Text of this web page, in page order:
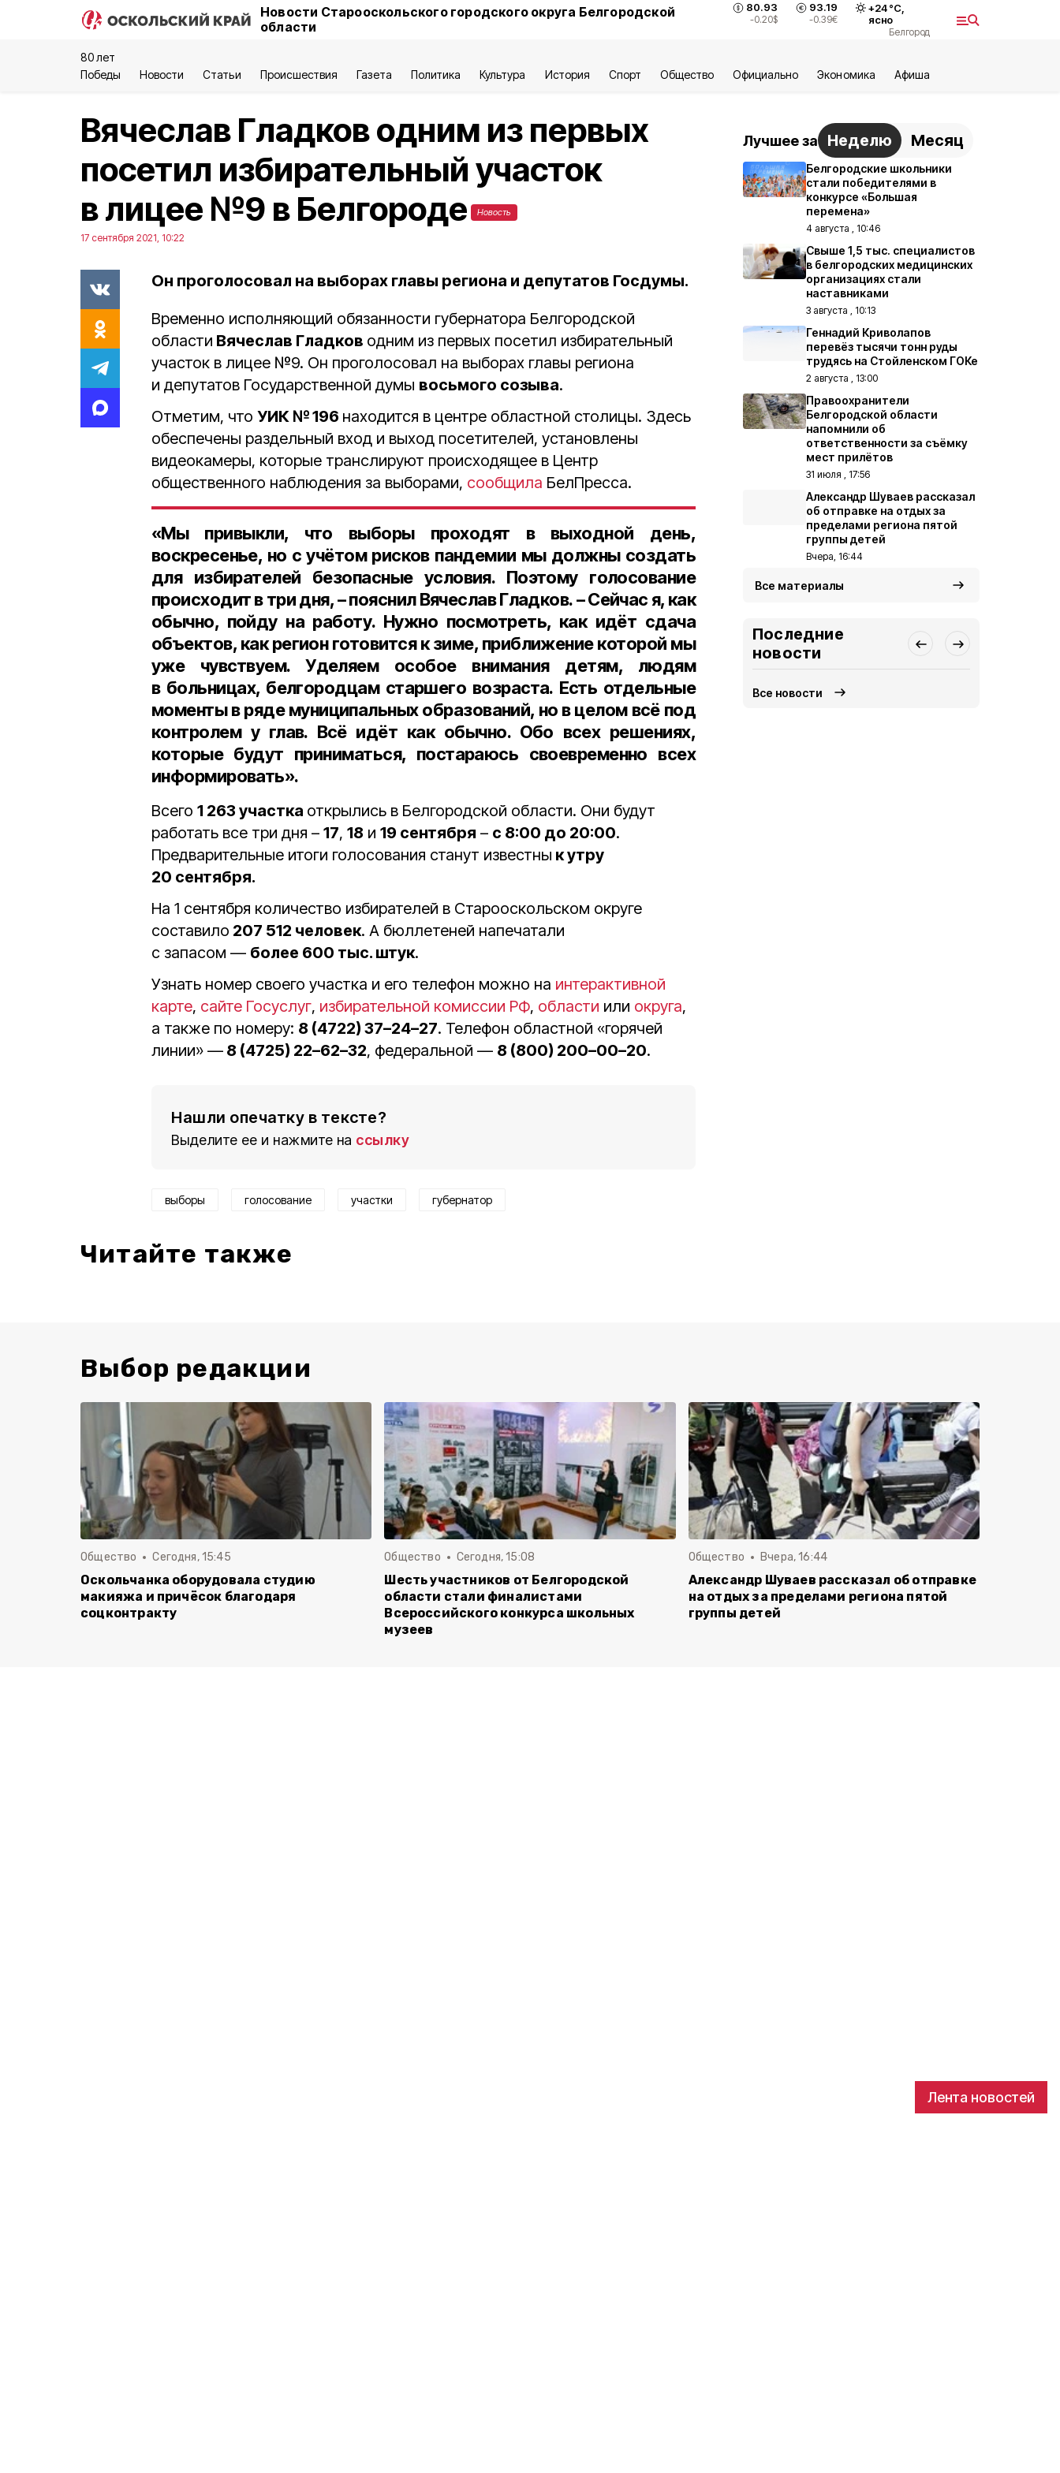
Новости Старооскольского городского округа Белгородской
области
80.93
-0.20$
93.19
-0.39€
+24°С,
ясно
Белгород
80 лет
Победы
Новости Статьи Происшествия Газета Политика Культура История Спорт Общество Официально Экономика Aфиша
Лента новостей
Вячеслав Гладков одним из первых
посетил избирательный участок
в лицее №9 в Белгороде
Новость
17 сентября 2021, 10:22
Он проголосовал на выборах главы региона и депутатов Госдумы.
Временно исполняющий обязанности губернатора Белгородской
области Вячеслав Гладков одним из первых посетил избирательный
участок в лицее №9. Он проголосовал на выборах главы региона
и депутатов Государственной думы восьмого созыва.
Отметим, что УИК № 196 находится в центре областной столицы. Здесь
обеспечены раздельный вход и выход посетителей, установлены
видеокамеры, которые транслируют происходящее в Центр
общественного наблюдения за выборами, сообщила БелПресса.
«Мы привыкли, что выборы проходят в выходной день,
воскресенье, но с учётом рисков пандемии мы должны создать
для избирателей безопасные условия. Поэтому голосование
происходит втри дня, – пояснил Вячеслав Гладков. – Сейчас я, как
обычно, пойду на работу. Нужно посмотреть, как идёт сдача
объектов, как регион готовится к зиме, приближение которой мы
уже чувствуем. Уделяем особое внимания детям, людям
в больницах, белгородцам старшего возраста. Есть отдельные
моменты в ряде муниципальных образований, но в целом всё под
контролем у глав. Всё идёт как обычно. Обо всех решениях,
которые будут приниматься, постараюсь своевременно всех
информировать».
Всего 1 263 участка открылись в Белгородской области. Они будут
работать все три дня – 17, 18 и 19 сентября – с 8:00 до 20:00.
Предварительные итоги голосования станут известны к утру
20 сентября.
На 1 сентября количество избирателей в Старооскольском округе
составило 207 512 человек. А бюллетеней напечатали
с запасом — более 600 тыс. штук.
Узнать номер своего участка и его телефон можно на интерактивной
карте, сайте Госуслуг, избирательной комиссии РФ, области или округа,
а также по номеру: 8 (4722) 37–24–27. Телефон областной «горячей
линии» — 8 (4725) 22–62–32, федеральной — 8 (800) 200–00–20.
Нашли опечатку в тексте?
Выделите ее и нажмите на ссылку
выборы голосование участки губернатор
Читайте также
Лучшее за Неделю Месяц
Белгородские школьники
стали победителями в
конкурсе «Большая
перемена»
4 августа , 10:46
Свыше 1,5 тыс. специалистов
в белгородских медицинских
организациях стали
наставниками
3 августа , 10:13
Геннадий Криволапов
перевёз тысячи тонн руды
трудясь на Стойленском ГОКе
2 августа , 13:00
Правоохранители
Белгородской области
напомнили об
ответственности за съёмку
мест прилётов
31 июля , 17:56
Александр Шуваев рассказал
об отправке на отдых за
пределами региона пятой
группы детей
Вчера, 16:44
Все материалы
Последние
новости
Все новости
Выбор редакции
Общество Сегодня, 15:45
Оскольчанка оборудовала студию
макияжа и причёсок благодаря
соцконтракту
Общество Сегодня, 15:08
Шесть участников от Белгородской
области стали финалистами
Всероссийского конкурса школьных
музеев
Общество Вчера, 16:44
Александр Шуваев рассказал об отправке
на отдых за пределами региона пятой
группы детей